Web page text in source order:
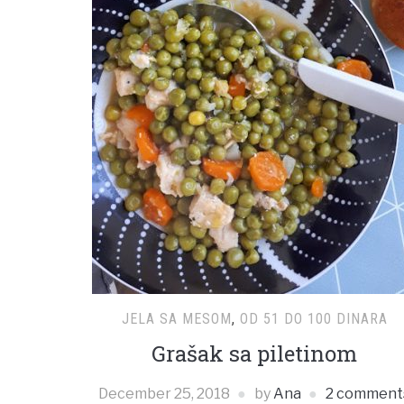
JELA SA MESOM, OD 51 DO 100 DINARA
Grašak sa piletinom
December 25, 2018 byAna 2